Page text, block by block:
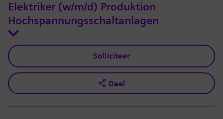
Elektriker (w/m/d) Produktion
Hochspannungsschaltanlagen
Solliciteer
Deel